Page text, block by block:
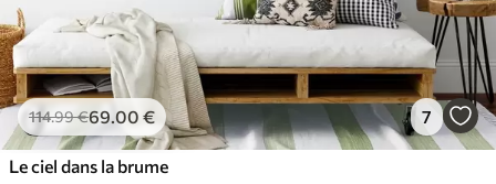
114.99€69 .00 € 7
Le ciel dans la brume